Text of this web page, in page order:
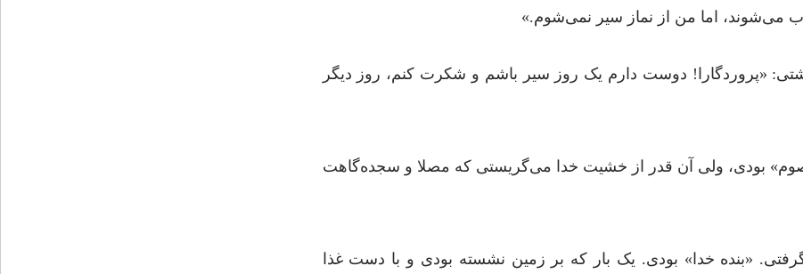
می‌شوند، اما من از نماز سیر نمی‌شوم.»
«پروردگارا! دوست دارم یک روز سیر باشم و شکرت کنم، روز دیگر
بودی، ولی آن‌ قدر از خشیت خدا می‌گریستی که مصلا و سجده‌گاهت
«بنده خدا» بودی. یک بار که بر زمین نشسته بودی و با دست غذا